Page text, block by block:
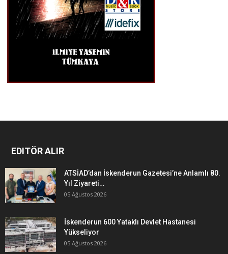
EDITÖR ALIR
ATSİAD’dan İskenderun Gazetesi’ne Anlamlı 80.
Yıl Ziyareti…
05 Ağustos 2026
İskenderun 600 Yataklı Devlet Hastanesi
Yükseliyor
05 Ağustos 2026